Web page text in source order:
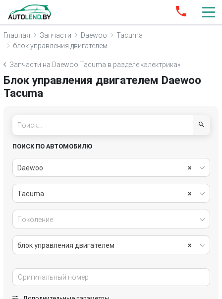
Главная Запчасти Daewoo
Tacuma
блок управления двигателем
Запчасти на Daewoo Tacuma в разделе «электрика»
Блок управления двигателем Daewoo
Tacuma
ПОИСК ПО АВТОМОБИЛЮ
×
Daewoo
×
Tacuma
Поколение
×
блок управления двигателем